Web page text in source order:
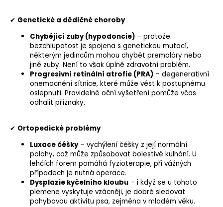
✔ Genetické a dědičné choroby
Chybějící zuby (hypodoncie) – protože
bezchlupatost je spojena s genetickou mutací,
některým jedincům mohou chybět premoláry nebo
jiné zuby. Není to však úplně zdravotní problém.
Progresivní retinální atrofie (PRA) – degenerativní
onemocnění sítnice, které může vést k postupnému
oslepnutí. Pravidelné oční vyšetření pomůže včas
odhalit příznaky.
✔ Ortopedické problémy
Luxace čéšky– vychýlení čéšky z její normální
polohy, což může způsobovat bolestivé kulhání. U
lehčích forem pomáhá fyzioterapie, při vážných
případech je nutná operace.
Dysplazie kyčelního kloubu – i když se u tohoto
plemene vyskytuje vzácněji, je dobré sledovat
pohybovou aktivitu psa, zejména v mladém věku.